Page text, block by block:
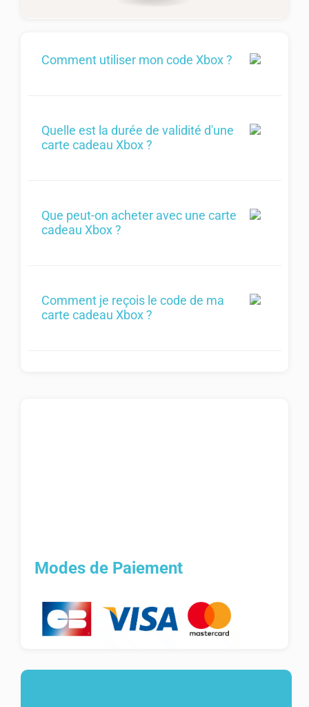
Comment utiliser mon code Xbox ?
Quelle est la durée de validité d'une
carte cadeau Xbox ?
Que peut-on acheter avec une carte
cadeau Xbox ?
Comment je reçois le code de ma
carte cadeau Xbox ?
Modes de Paiement